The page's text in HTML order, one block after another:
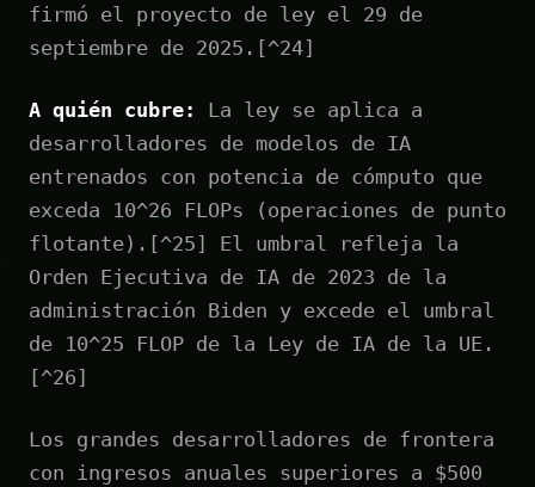
firmó el proyecto de ley el 29 de
septiembre de 2025.[^24]
A quién cubre:
La ley se aplica a
desarrolladores de modelos de IA
entrenados con potencia de cómputo que
exceda 10^26 FLOPs (operaciones de punto
flotante).[^25] El umbral refleja la
Orden Ejecutiva de IA de 2023 de la
administración Biden y excede el umbral
de 10^25 FLOP de la Ley de IA de la UE.
[^26]
Los grandes desarrolladores de frontera
con ingresos anuales superiores a $500